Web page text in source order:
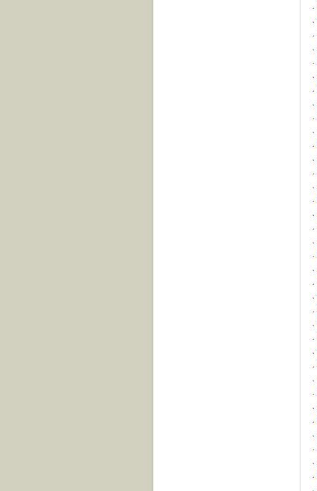
．
．
．
．
．
．
．
．
．
．
．
．
．
．
．
．
．
．
．
．
．
．
．
．
．
．
．
．
．
．
．
．
．
．
．
．